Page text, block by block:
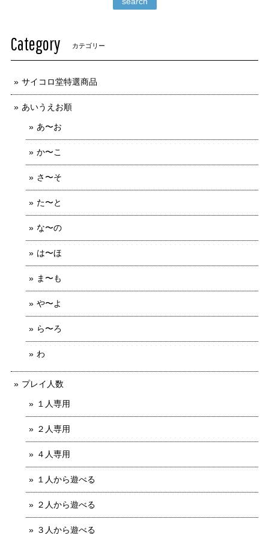
Category カテゴリー
サイコロ堂特選商品
あいうえお順
あ〜お
か〜こ
さ〜そ
た〜と
な〜の
は〜ほ
ま〜も
や〜よ
ら〜ろ
わ
プレイ人数
１人専用
２人専用
４人専用
１人から遊べる
２人から遊べる
３人から遊べる